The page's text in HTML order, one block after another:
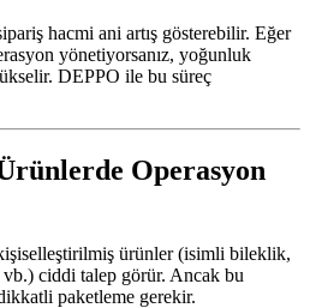
hacmi ani artış gösterebilir. Eğer
yönetiyorsanız, yoğunluk
DEPPO ile bu süreç
Operasyon
ürünler (isimli bileklik,
ciddi talep görür. Ancak bu
paketleme gerekir.